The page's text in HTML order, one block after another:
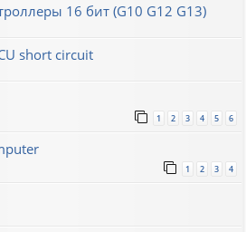
16 бит (G10 G12 G13)
short circuit
1 2 3 4 5 6
1 2 3 4